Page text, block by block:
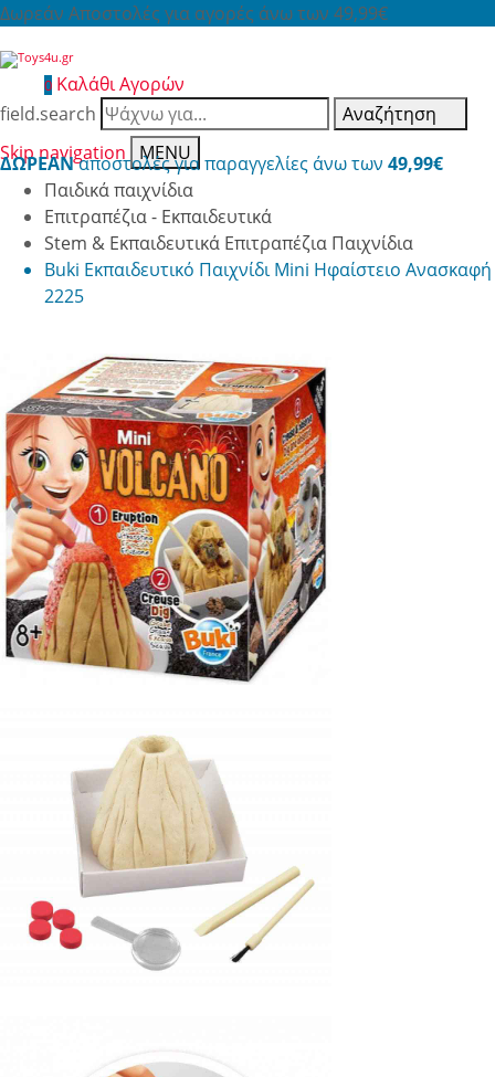
Δωρεάν Αποστολές για αγορές άνω των 49,99€
0 Καλάθι Αγορών
field.search
Αναζήτηση
Skip navigation
MENU
ΔΩΡΕΑΝαποστολές για παραγγελίες άνω των 49,99€
Παιδικά παιχνίδια
Επιτραπέζια - Εκπαιδευτικά
Stem & Εκπαιδευτικά Επιτραπέζια Παιχνίδια
Buki Εκπαιδευτικό Παιχνίδι Mini Ηφαίστειο Ανασκαφή
2225